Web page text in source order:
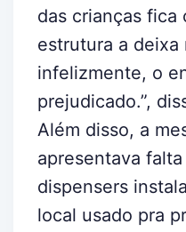
das crianças fica
estrutura a deixa
infelizmente, o
prejudicado.”,
Além disso, a
apresentava
dispensers
local usado pra